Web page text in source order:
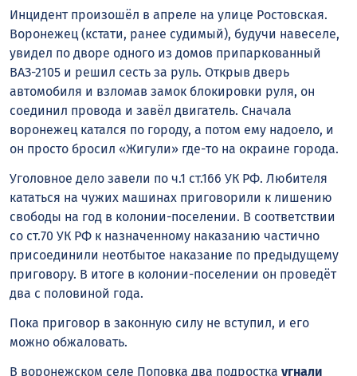
Инцидент произошёл в апреле на улице Ростовская.
Воронежец (кстати, ранее судимый), будучи навеселе,
увидел по дворе одного из домов припаркованный
ВАЗ-2105 и решил сесть за руль. Открыв дверь
автомобиля и взломав замок блокировки руля, он
соединил провода и завёл двигатель. Сначала
воронежец катался по городу, а потом ему надоело, и
он просто бросил «Жигули» где-то на окраине города.
Уголовное дело завели по ч.1 ст.166 УК РФ. Любителя
кататься на чужих машинах приговорили к лишению
свободы на год в колонии-поселении. В соответствии
со ст.70 УК РФ к назначенному наказанию частично
присоединили неотбытое наказание по предыдущему
приговору. В итоге в колонии-поселении он проведёт
два с половиной года.
Пока приговор в законную силу не вступил, и его
можно обжаловать.
В воронежском селе Поповка два подростка угнали